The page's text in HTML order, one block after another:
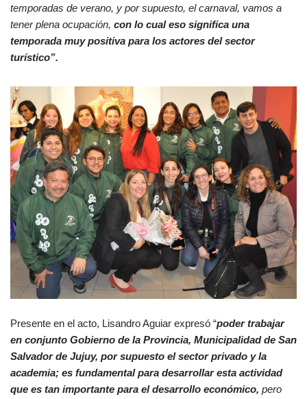
temporadas de verano, y por supuesto, el carnaval, vamos a
tener plena ocupación, con lo cual eso significa una
temporada muy positiva para los actores del sector
turístico”.
Presente en el acto, Lisandro Aguiar expresó “poder trabajar
en conjunto Gobierno de la Provincia, Municipalidad de San
Salvador de Jujuy, por supuesto el sector privado y la
academia; es fundamental para desarrollar esta actividad
que es tan importante para eldesarrollo económico, pero